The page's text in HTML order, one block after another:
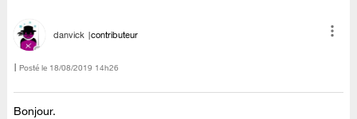
danvick contributeur
Posté le ‎18/08/2019 14h26
Bonjour.